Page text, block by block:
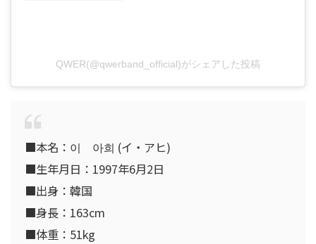
QWER(@qwerband_official)がシェアした投稿
■本名： 이 아희 (イ・アヒ)
■生年月日： 1997年6月2日
■出身：韓国
■身長： 163cm
■体重： 51kg